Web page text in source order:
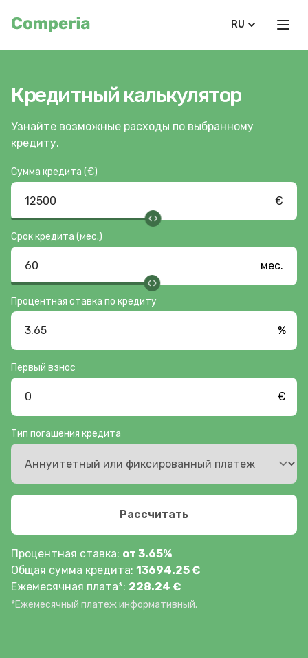
RU
Кредитный калькулятор
Узнайте возможные расходы по выбранному
кредиту.
Сумма кредита (€)
€
Срок кредита (мес.)
мес.
Процентная ставка по кредиту
%
Первый взнос
€
Тип погашения кредита
Рассчитать
Процентная ставка: от 3.65%
Общая сумма кредита: 13694.25€
Ежемесячная плата*: 228.24 €
*Ежемесячный платеж информативный.